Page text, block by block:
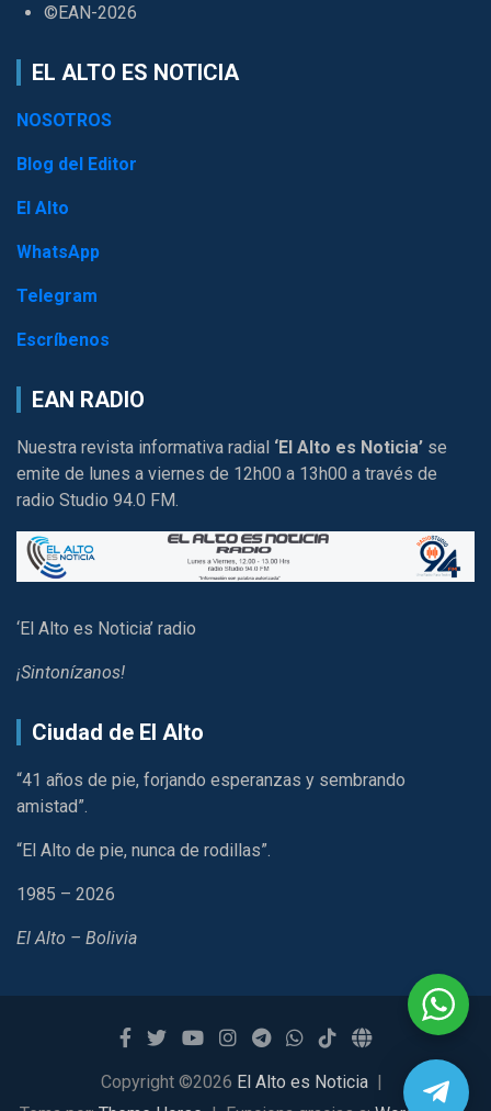
©EAN-2026
EL ALTO ES NOTICIA
NOSOTROS
Blog del Editor
El Alto
WhatsApp
Telegram
Escríbenos
EAN RADIO
Nuestra revista informativa radial ‘El Alto es Noticia’ se
emite de lunes a viernes de 12h00 a 13h00 a través de
radio Studio 94.0 FM.
‘El Alto es Noticia’ radio
¡Sintonízanos!
Ciudad de El Alto
“41 años de pie, forjando esperanzas y sembrando
amistad”.
“El Alto de pie, nunca de rodillas”.
1985 – 2026
El Alto – Bolivia
Copyright ©2026 El Alto es Noticia